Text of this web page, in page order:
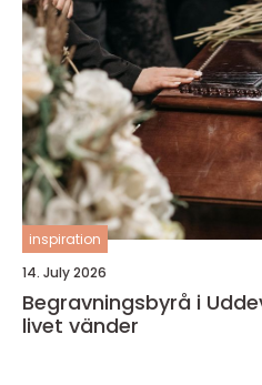
inspiration
14. July 2026
Begravningsbyrå i
livet vänder